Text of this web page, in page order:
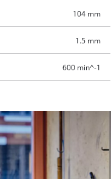
104 mm
1.5 mm
600 min^-1